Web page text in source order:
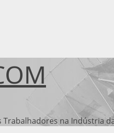
Trabalhadores na Indústria